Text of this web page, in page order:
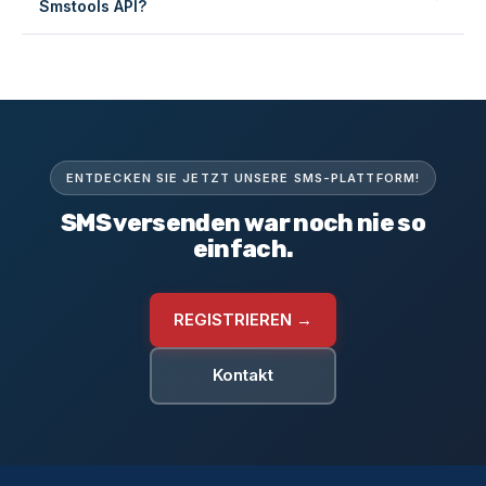
Smstools API?
Wir bieten SDKs und Beispielcode für PHP, Node.js,
ENTDECKEN SIE JETZT UNSERE SMS-PLATTFORM!
SMS versenden war noch nie so
einfach.
REGISTRIEREN →
Kontakt